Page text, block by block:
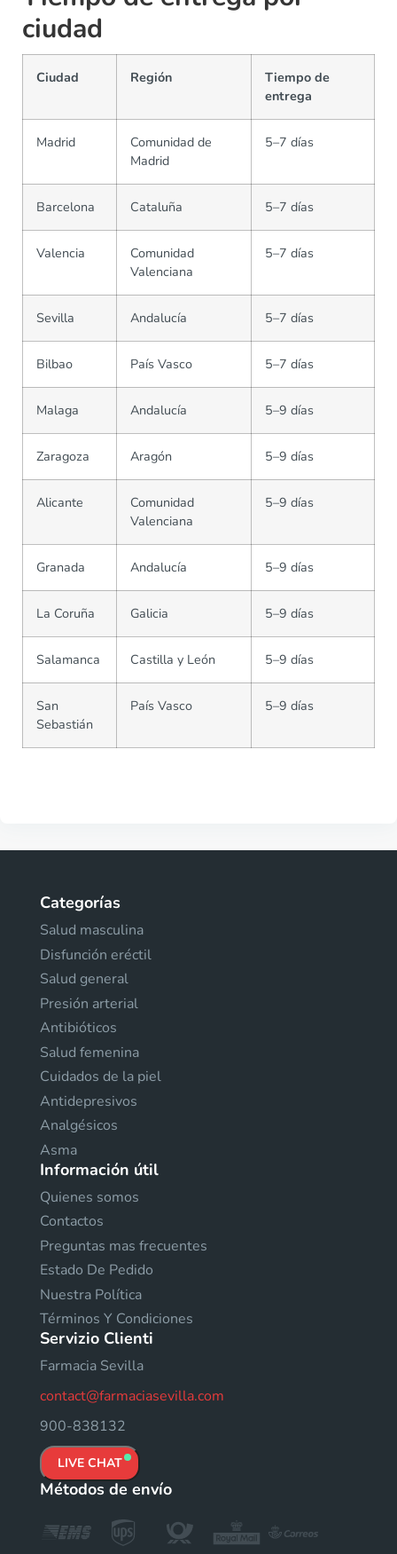
ciudad
Ciudad Región
Tiempo de
entrega
Madrid
Comunidad de
Madrid
5–7 días
Barcelona Cataluña 5–7 días
Valencia
Comunidad
Valenciana
5–7 días
Sevilla Andalucía 5–7 días
Bilbao País Vasco 5–7 días
Malaga Andalucía 5–9 días
Zaragoza Aragón 5–9 días
Alicante
Comunidad
Valenciana
5–9 días
Granada Andalucía 5–9 días
La Coruña Galicia 5–9 días
Salamanca Castilla y León 5–9 días
San
Sebastián
País Vasco 5–9 días
Categorías
Salud masculina
Disfunción eréctil
Salud general
Presión arterial
Antibióticos
Salud femenina
Cuidados de la piel
Antidepresivos
Analgésicos
Asma
Información útil
Quienes somos
Contactos
Preguntas mas frecuentes
Estado De Pedido
Nuestra Política
Términos Y Condiciones
Servizio Clienti
Farmacia Sevilla
contact@farmaciasevilla.com
900-838132
LIVE CHAT
Métodos de envío